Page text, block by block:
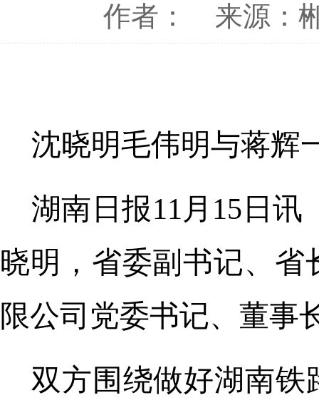
作者： 来源：
沈晓明毛伟明与蒋辉
湖南日报11月15日讯
晓明，省委副书记、
限公司党委书记、董事
双方围绕做好湖南铁